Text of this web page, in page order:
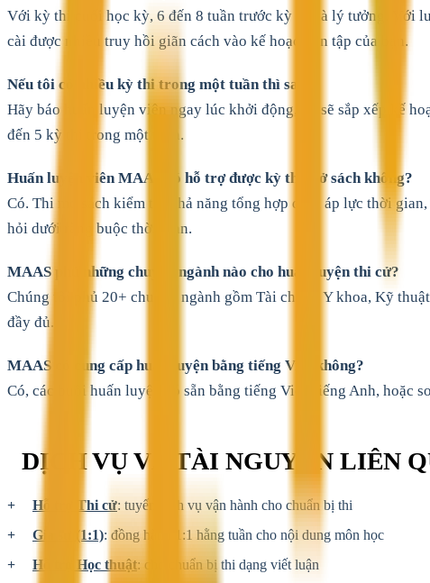
Với kỳ thi cuối học kỳ, 6 đến 8 tuần trước kỳ thi là lý tưởng. Với
cài được nhiều truy hồi giãn cách vào kế hoạch ôn tập của bạn.
Nếu tôi có nhiều kỳ thi trong một tuần thì sao?
Hãy báo huấn luyện viên ngay lúc khởi động, họ sẽ sắp xếp kế
đến 5 kỳ thi trong một tuần.
Huấn luyện viên MAAS có hỗ trợ được kỳ thi mở sách không?
Có. Thi mở sách kiểm tra khả năng tổng hợp dưới áp lực thời
hỏi dưới ràng buộc thời gian.
MAAS phủ những chuyên ngành nào cho huấn luyện thi cử?
Chúng tôi phủ 20+ chuyên ngành gồm Tài chính, Y khoa, Kỹ
đầy đủ.
MAAS có cung cấp huấn luyện bằng tiếng Việt không?
Có, các buổi huấn luyện có sẵn bằng tiếng Việt, tiếng Anh, hoặc
DỊCH VỤ VÀ TÀI NGUYÊN LIÊN
Hỗ trợ Thi cử: tuyến dịch vụ vận hành cho chuẩn bị thi
Gia sư (1:1): đồng hành 1:1 hằng tuần cho nội dung môn học
Hỗ trợ Học thuật: cho chuẩn bị thi dạng viết luận